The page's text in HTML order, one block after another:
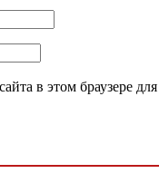
в этом браузере